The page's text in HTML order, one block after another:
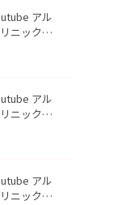
アル
ニック札
が教える
。
アル
ニック札
？向いて
ました。
アル
ニック札